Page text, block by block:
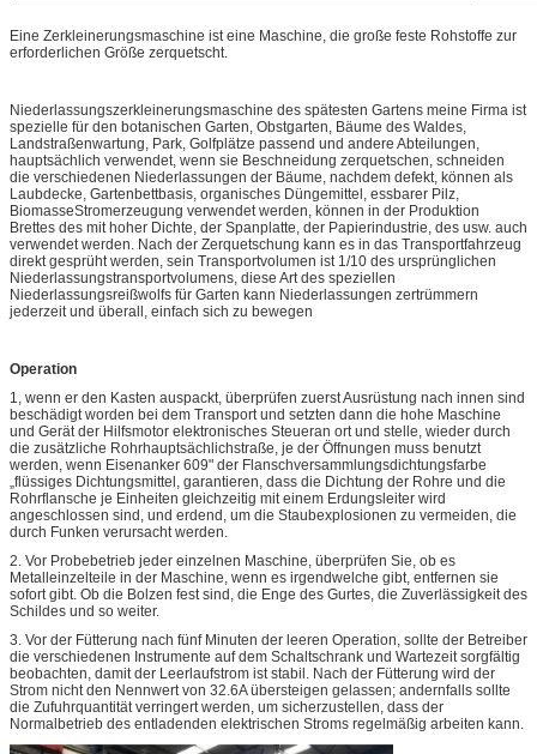
Eine Zerkleinerungsmaschine ist eine Maschine, die große feste Rohstoffe zur
erforderlichen Größe zerquetscht.
Niederlassungszerkleinerungsmaschine des spätesten Gartens meine Firma ist
spezielle für den botanischen Garten, Obstgarten, Bäume des Waldes,
Landstraßenwartung, Park, Golfplätze passend und andere Abteilungen,
hauptsächlich verwendet, wenn sie Beschneidung zerquetschen, schneiden
die verschiedenen Niederlassungen der Bäume, nachdem defekt, können als
Laubdecke, Gartenbettbasis, organisches Düngemittel, essbarer Pilz,
BiomasseStromerzeugung verwendet werden, können in der Produktion
Brettes des mit hoher Dichte, der Spanplatte, der Papierindustrie, des usw. auch
verwendet werden. Nach der Zerquetschung kann es in das Transportfahrzeug
direkt gesprüht werden, sein Transportvolumen ist 1/10 des ursprünglichen
Niederlassungstransportvolumens, diese Art des speziellen
Niederlassungsreißwolfs für Garten kann Niederlassungen zertrümmern
jederzeit und überall, einfach sich zu bewegen
Operation
1, wenn er den Kasten auspackt, überprüfen zuerst Ausrüstung nach innen sind
beschädigt worden bei dem Transport und setzten dann die hohe Maschine
und Gerät der Hilfsmotor elektronisches Steueran ort und stelle, wieder durch
die zusätzliche Rohrhauptsächlichstraße, je der Öffnungen muss benutzt
werden, wenn Eisenanker 609" der Flanschversammlungsdichtungsfarbe
„flüssiges Dichtungsmittel, garantieren, dass die Dichtung der Rohre und die
Rohrflansche je Einheiten gleichzeitig mit einem Erdungsleiter wird
angeschlossen sind, und erdend, um die Staubexplosionen zu vermeiden, die
durch Funken verursacht werden.
2. Vor Probebetrieb jeder einzelnen Maschine, überprüfen Sie, ob es
Metalleinzelteile in der Maschine, wenn es irgendwelche gibt, entfernen sie
sofort gibt. Ob die Bolzen fest sind, die Enge des Gurtes, die Zuverlässigkeit des
Schildes und so weiter.
3. Vor der Fütterung nach fünf Minuten der leeren Operation, sollte der Betreiber
die verschiedenen Instrumente auf dem Schaltschrank und Wartezeit sorgfältig
beobachten, damit der Leerlaufstrom ist stabil. Nach der Fütterung wird der
Strom nicht den Nennwert von 32.6A übersteigen gelassen; andernfalls sollte
die Zufuhrquantität verringert werden, um sicherzustellen, dass der
Normalbetrieb des entladenden elektrischen Stroms regelmäßig arbeiten kann.